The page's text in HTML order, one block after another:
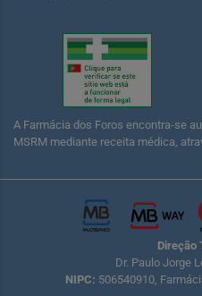
A Farmácia dos Foros encontra-se
MSRM mediante receita médica,
Direção
Dr. Paulo Jorge
NIPC: 506540910,